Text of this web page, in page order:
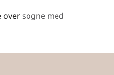
oversogne med